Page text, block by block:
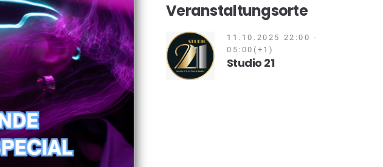
Veranstaltungsorte
11.10.2025 22:00 -
05:00(+1)
Studio 21